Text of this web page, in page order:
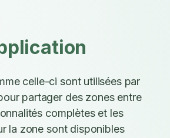
celle-ci sont utilisées par
partager des zones entre
complètes et les
la zone sont disponibles